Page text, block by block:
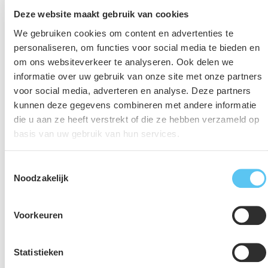
Deze website maakt gebruik van cookies
We gebruiken cookies om content en advertenties te
personaliseren, om functies voor social media te bieden en
om ons websiteverkeer te analyseren. Ook delen we
informatie over uw gebruik van onze site met onze partners
voor social media, adverteren en analyse. Deze partners
kunnen deze gegevens combineren met andere informatie
die u aan ze heeft verstrekt of die ze hebben verzameld op
basis van uw gebruik van hun services.
Noodzakelijk
Voorkeuren
Statistieken